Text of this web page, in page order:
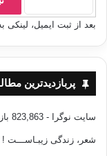
بعد از ثبت ایمیل، لینکی
پربازدیدترین
سایت نوگرا - 823,863 بازدید
شعر، زندگی زیبـاســـت !